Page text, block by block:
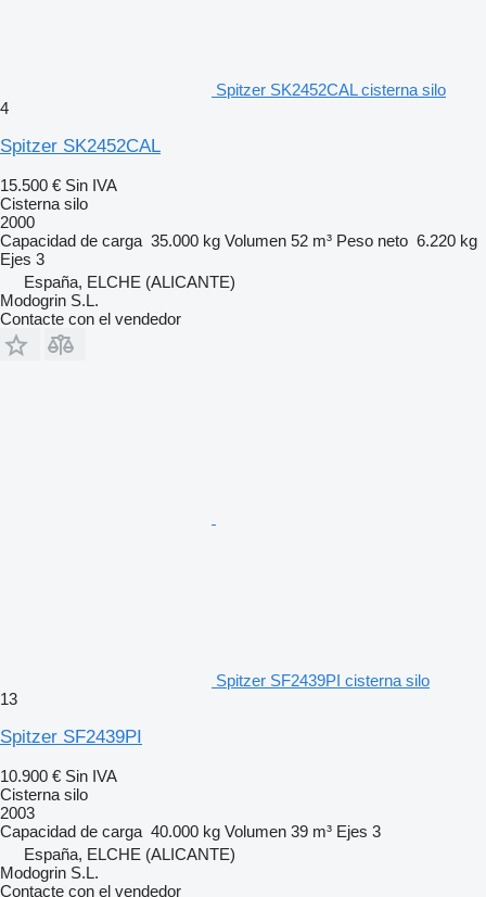
Spitzer SK2452CAL cisterna silo
4
Spitzer SK2452CAL
15.500 € Sin IVA
Cisterna silo
2000
Capacidad de carga 35.000 kg Volumen 52 m³ Peso neto 6.220 kg
Ejes 3
España, ELCHE (ALICANTE)
Modogrin S.L.
Contacte con el vendedor
Spitzer SF2439PI cisterna silo
13
Spitzer SF2439PI
10.900 € Sin IVA
Cisterna silo
2003
Capacidad de carga 40.000 kg Volumen 39 m³ Ejes 3
España, ELCHE (ALICANTE)
Modogrin S.L.
Contacte con el vendedor